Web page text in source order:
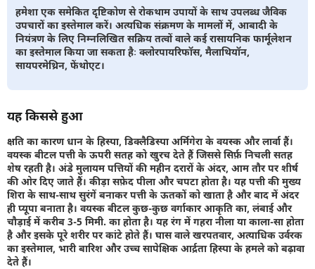
हमेशा एक समेकित दृष्टिकोण से रोकथाम उपायों के साथ उपलब्ध जैविक
उपचारों का इस्तेमाल करें। अत्यधिक संक्रमण के मामलों में, आबादी के
नियंत्रण के लिए निम्नलिखित सक्रिय तत्वों वाले कई रासायनिक फार्मूलेशन
का इस्तेमाल किया जा सकता हैः क्लोरपायरिफॉस, मैलाथियॉन,
सायपरमेथ्रिन, फेंथोएट।
यह किससे हुआ
क्षति का कारण धान के हिस्पा, डिक्लैडिस्पा अर्मिगेरा के वयस्क और लार्वा हैं।
वयस्क बीटल पत्ती के ऊपरी सतह को खुरच देते हैं जिससे सिर्फ़ निचली सतह
शेष रहती है। अंडे मुलायम पत्तियों की महीन दरारों के अंदर, आम तौर पर शीर्ष
की ओर दिए जाते हैं। कीड़ा सफ़ेद पीला और चपटा होता है। यह पत्ती की मुख्य
शिरा के साथ-साथ सुरंगें बनाकर पत्ती के ऊतकों को खाता है और बाद में अंदर
ही प्यूपा बनाता है। वयस्क बीटल कुछ-कुछ वर्गाकार आकृति का, लंबाई और
चौड़ाई में करीब 3-5 मिमी. का होता है। यह रंग में गहरा नीला या काला-सा होता
है और इसके पूरे शरीर पर कांटे होते हैं। घास वाले खरपतवार, अत्याधिक उर्वरक
का इस्तेमाल, भारी बारिश और उच्च सापेक्षिक आर्द्रता हिस्पा के हमले को बढ़ावा
देते हैं।